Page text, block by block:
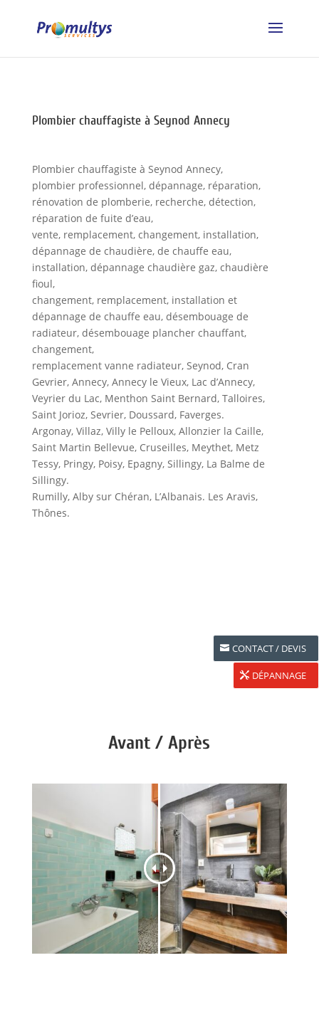
Plombier chauffagiste à Seynod Annecy
Plombier chauffagiste à Seynod Annecy,
plombier professionnel, dépannage, réparation,
rénovation de plomberie, recherche, détection,
réparation de fuite d’eau,
vente, remplacement, changement, installation,
dépannage de chaudière, de chauffe eau,
installation, dépannage chaudière gaz, chaudière
fioul,
changement, remplacement, installation et
dépannage de chauffe eau, désembouage de
radiateur, désembouage plancher chauffant,
changement,
remplacement vanne radiateur, Seynod, Cran
Gevrier, Annecy, Annecy le Vieux, Lac d’Annecy,
Veyrier du Lac, Menthon Saint Bernard, Talloires,
Saint Jorioz, Sevrier, Doussard, Faverges.
Argonay, Villaz, Villy le Pelloux, Allonzier la Caille,
Saint Martin Bellevue, Cruseilles, Meythet, Metz
Tessy, Pringy, Poisy, Epagny, Sillingy, La Balme de
Sillingy.
Rumilly, Alby sur Chéran, L’Albanais. Les Aravis,
Thônes.
CONTACT / DEVIS
DÉPANNAGE
Avant / Après